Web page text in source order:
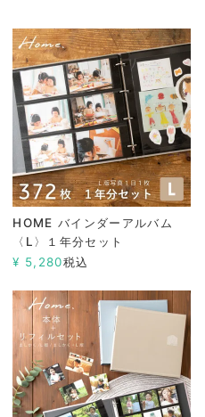
HOME バインダーアルバム
〈L〉１年分セット
¥ 5,280税込